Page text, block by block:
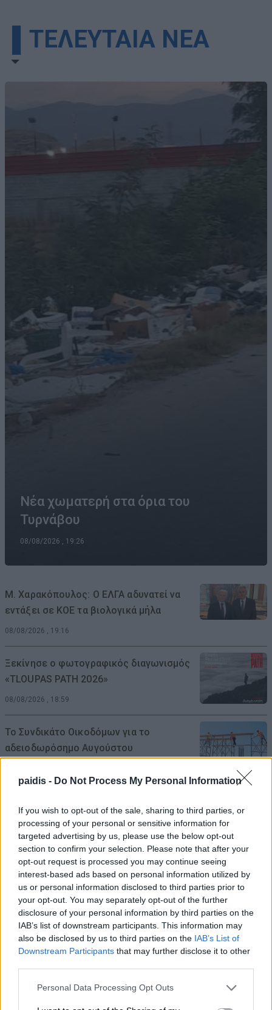
paidis - Do Not Process My Personal Information
If you wish to opt-out of the sale, sharing to third parties, or
processing of your personal or sensitive information for
targeted advertising by us, please use the below opt-out
section to confirm your selection. Please note that after your
opt-out request is processed you may continue seeing
interest-based ads based on personal information utilized by
us or personal information disclosed to third parties prior to
your opt-out. You may separately opt-out of the further
disclosure of your personal information by third parties on the
IAB’s list of downstream participants. This information may
also be disclosed by us to third parties on the IAB’s List of
Downstream Participants that may further disclose it to other
Personal Data Processing Opt Outs
▌ΤΕΛΕΥΤΑΙΑ ΝΕΑ
Νέα χωματερή στα όρια του
Τυρνάβου
08/08/2026 , 19:26
Μ. Χαρακόπουλος: Ο ΕΛΓΑ αδυνατεί να
εντάξει σε ΚΟΕ τα βιολογικά μήλα
08/08/2026 , 19:16
Ξεκίνησε ο φωτογραφικός διαγωνισμός
«TLOUPAS PATH 2026»
08/08/2026 , 18:59
Το Συνδικάτο Οικοδόμων για το
αδειοδωρόσημο Αυγούστου
μια μύγα; Το παράξενο πείραμα που
έδωσε την απάντηση
08/08/2026 , 15:47
Η Ελλάδα χάνει το τρένο των startups:
Εκτός top 50 την ώρα που Κύπρος,
Τουρκία, Ρουμανία, Βουλγαρία, Βόρεια
Μακεδονία και Αλβανία επιταχύνουν
08/08/2026 , 12:40
Χρ. Καπετάνος: «Ένα αίτημα 25 ετών